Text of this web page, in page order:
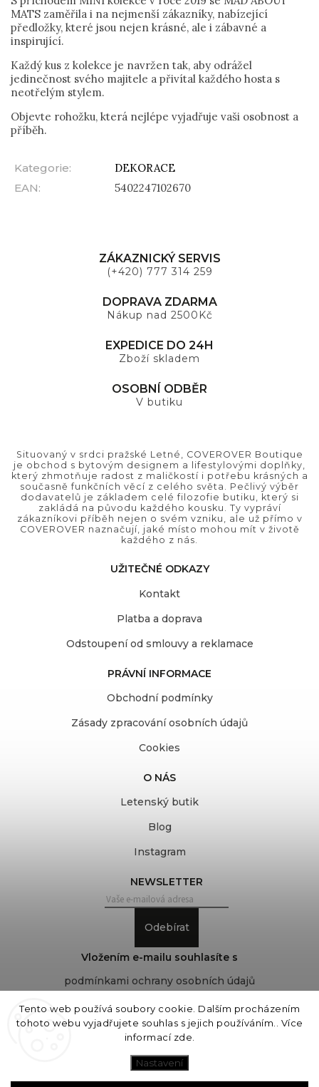
Tento web používá soubory cookie. Dalším procházením
tohoto webu vyjadřujete souhlas s jejich používáním.. Více
informací zde
Nastavení
MATS zaměřila i na nejmenší zákazníky, nabízející
předložky, které jsou nejen krásné, ale i zábavné a
inspirující.
Každý kus z kolekce je navržen tak, aby odrážel
jedinečnost svého majitele a přivítal každého hosta s
neotřelým stylem.
Objevte rohožku, která nejlépe vyjadřuje vaši osobnost a
příběh.
Kategorie:
DEKORACE
EAN: 5402247102670
ZÁKAZNICKÝ SERVIS
(+420) 777 314 259
DOPRAVA ZDARMA
Nákup nad 2500Kč
EXPEDICE DO 24H
Zboží skladem
OSOBNÍ ODBĚR
V butiku
Situovaný v srdci pražské Letné, COVEROVER Boutique
je obchod s bytovým designem a lifestylovými doplňky,
který zhmotňuje radost z maličkostí i potřebu krásných a
současně funkčních věcí z celého světa. Pečlivý výběr
dodavatelů je základem celé filozofie butiku, který si
zakládá na původu každého kousku. Ty vypráví
zákazníkovi příběh nejen o svém vzniku, ale už přímo v
COVEROVER naznačují, jaké místo mohou mít v životě
každého z nás.
UŽITEČNÉ ODKAZY
Kontakt
Platba a doprava
Odstoupení od smlouvy a reklamace
PRÁVNÍ INFORMACE
Obchodní podmínky
Zásady zpracování osobních údajů
Cookies
O NÁS
Letenský butik
Blog
Instagram
NEWSLETTER
Odebírat
Vložením e-mailu souhlasíte s
podmínkami ochrany osobních údajů
COVEROVER
Upravit nastavení cookies